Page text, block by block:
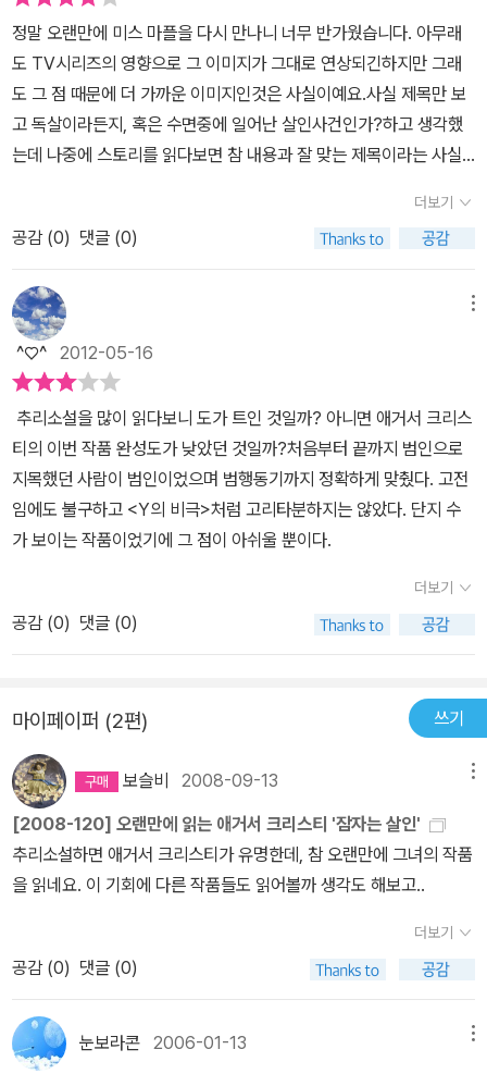
었다. '회상속의 살인' 이나 '코끼리는 기억한다' 에서도 지나간 사건에
대한 추적이 행해졌던 적이 있다. '운명의 문' 도 이런 소설의 범주에
넣어야 할지는 잘 모르겠지만. 어쨌든 포와로, 마플, 부부탐정인 토미
- 터펜스는 독자들의 기대에 어긋나지 않게 사건을 해결해 낸다. 항상
있는 일이겠지만 아슬아슬한 모험 끝에 사건은 종결되고 늘 해피 엔
드. 그들은 언제까지고 행복하게 잘 살았습니다 - 식의 결말. 안전하
기는 한데, 이제는 살짝 식상해질 때도 되지 않았을까나.개인적으로
크리스티 여사의 작품들 중에서도 잠자는 살인과 같은 류의 소설은
석보다는 '이런 류의 사람은 범죄를 저지르게 되어 있어' 라고 다짐하
는 편견에 찬(?) 크리스티 여사의 목소리가 들려 오는 듯 하기 때문이
다. 그러나 최소 20년 이상의 시간의 벽을 뛰어넘어 증거를 모으고
용의자를 추적하는 등의 주인공들의 행동은 항상 흥미를 불러 일으킨
다. 늘 그렇듯 가장 의외의 인물이 범인이라는 점은 - 굳이 스포일러
라고 할 수도 없는 소리 아닐까나.
정말 오랜만에 미스 마플을 다시 만나니 너무 반가웠습니다. 아무래
도 TV시리즈의 영향으로 그 이미지가 그대로 연상되긴하지만 그래
도 그 점 때문에 더 가까운 이미지인것은 사실이예요.사실 제목만 보
고 독살이라든지, 혹은 수면중에 일어난 살인사건인가?하고 생각했
는데 나중에 스토리를 읽다보면 참 내용과 잘 맞는 제목이라는 사실
일어난 사실조차도 몰랐던 잠자고 있었던 살인사건이 한순간의 우연
으로 인해 깨어나게 됩니다.솔직히 만약 내가 꿈이라고 생각했던 것
들이 그대로 현실로 나타났는데, 그것이 살인사건이었다면 과연 그대
로 꿈으로 나둘 사람이 얼마나 될까요? 계속 악몽속에 살기보다는 꿈
에서 깨어나길 원할거란 생각이 드네요.어느정도 범인을 연상했기에
범인이 잡히는 순간에는 좀 맥이 빠지긴 했지만 소재는 멋진것 같아
요.
더보기
공감 (0) 댓글 (0)
^♡^ 2012-05-16
추리소설을 많이 읽다보니 도가 트인 것일까? 아니면 애거서 크리스
티의 이번 작품 완성도가 낮았던 것일까?처음부터 끝까지 범인으로
지목했던 사람이 범인이었으며 범행동기까지 정확하게 맞췄다. 고전
임에도 불구하고 <Y의 비극>처럼 고리타분하지는 않았다. 단지 수
가 보이는 작품이었기에 그 점이 아쉬울 뿐이다.
더보기
공감 (0) 댓글 (0)
마이페이퍼 (2편) 쓰기
보슬비 2008-09-13
[2008-120] 오랜만에 읽는 애거서 크리스티 '잠자는 살인'
추리소설하면 애거서 크리스티가 유명한데, 참 오랜만에 그녀의 작품
을 읽네요. 이 기회에 다른 작품들도 읽어볼까 생각도 해보고..
더보기
공감 (0) 댓글 (0)
눈보라콘 2006-01-13